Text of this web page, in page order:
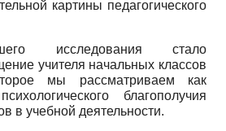
картины педагогического
исследования стало
учителя начальных классов
мы рассматриваем как
благополучия
в учебной деятельности.